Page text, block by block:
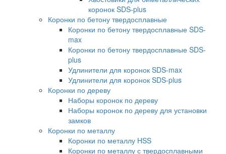
коронок SDS-plus
Коронки по бетону твердосплавные
Коронки по бетону твердосплавные SDS-
max
Коронки по бетону твердосплавные SDS-
plus
Удлинители для коронок SDS-max
Удлинители для коронок SDS-plus
Коронки по дереву
Наборы коронок по дереву
Наборы коронок по дереву для установки
замков
Коронки по металлу
Коронки по металлу HSS
Коронки по металлу с твердосплавными